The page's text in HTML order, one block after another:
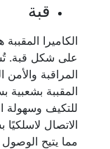
قبة
على شكل قبة.
المراقبة
المقببة بشعبية
للتكيف وسهولة
مما يتيح